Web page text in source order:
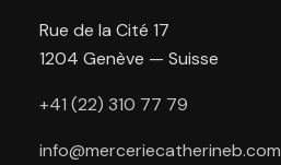
Rue de la Cité 17
1204 Genève — Suisse
+41 (22) 310 77 79
info@merceriecatherineb.com